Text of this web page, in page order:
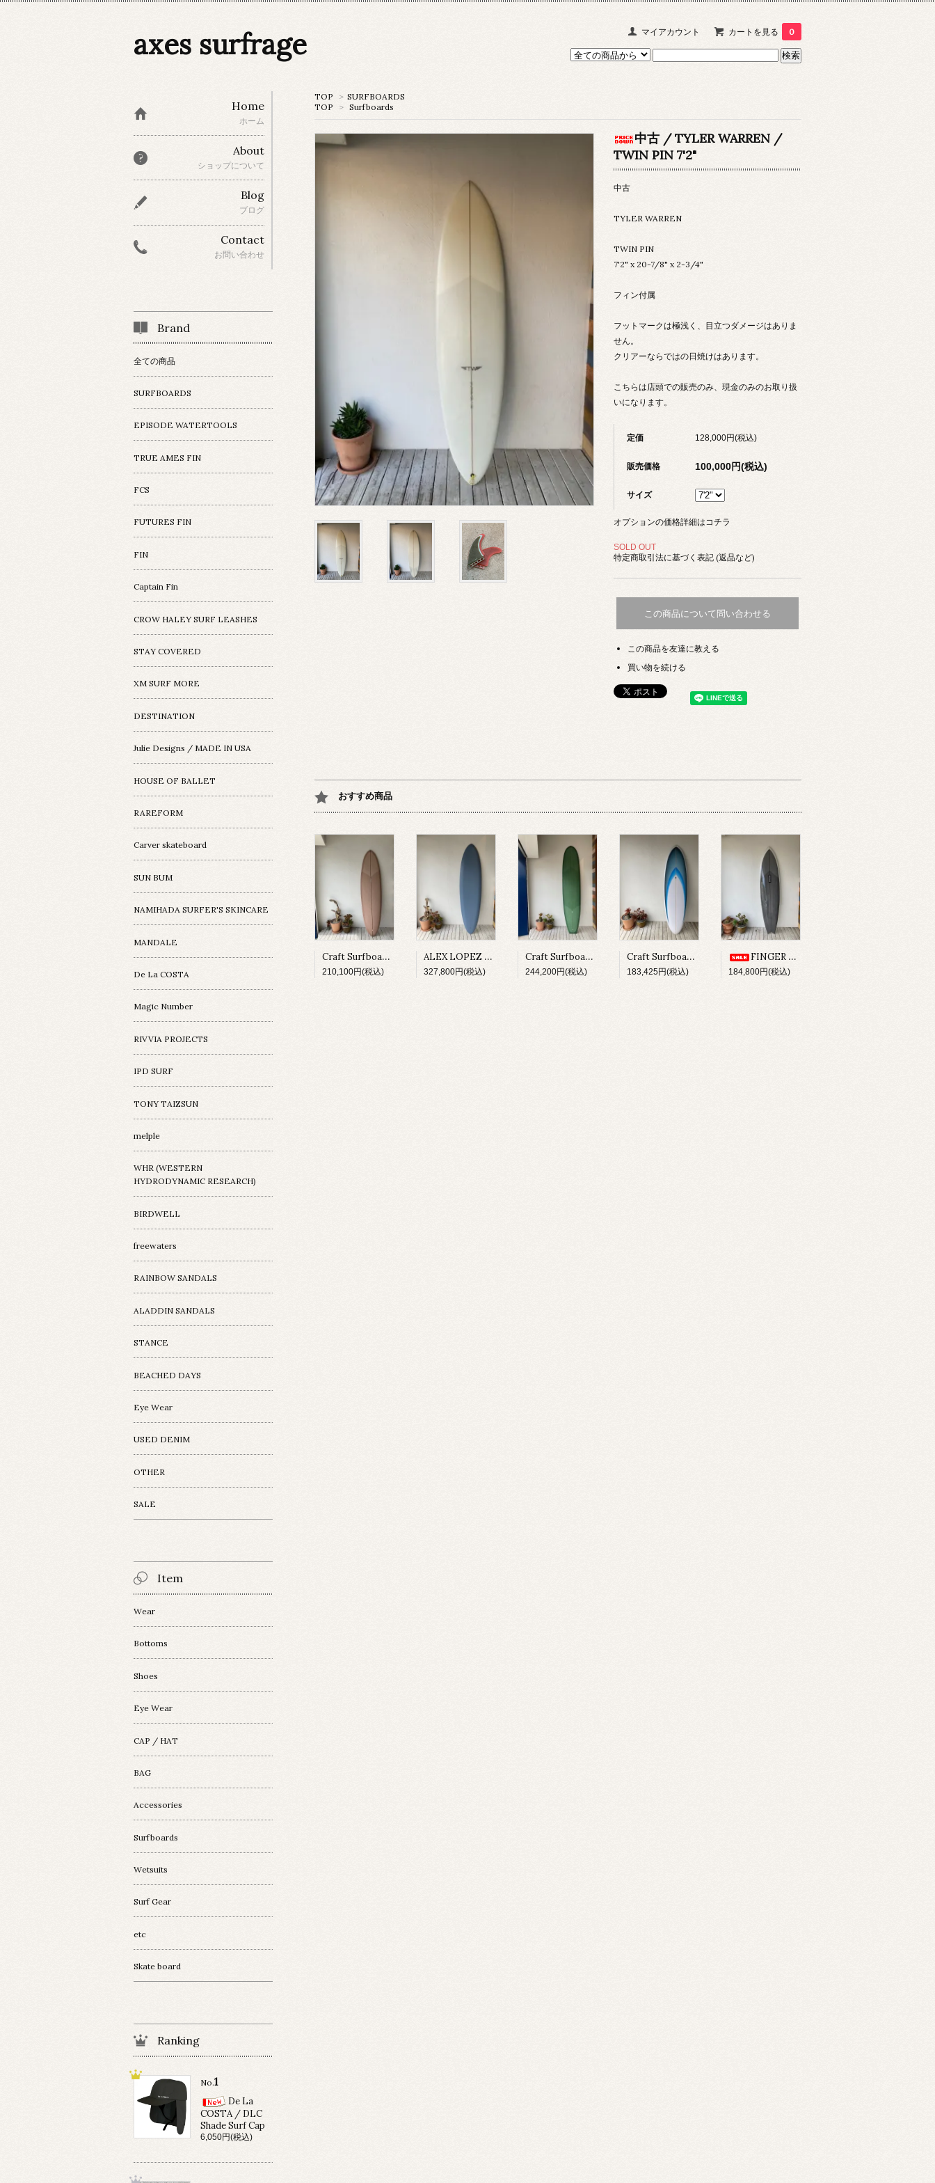
マイアカウント カートを見る 0
axes surfrage
TOP > SURFBOARDS
TOP
> Surfboards
中古 / TYLER WARREN /
TWIN PIN 7'2"
中古
TYLER WARREN
TWIN PIN
7'2" x 20-7/8" x 2-3/4"
フィン付属
フットマークは極浅く、目立つダメージはありま
せん。
クリアーならではの日焼けはあります。
こちらは店頭での販売のみ、現金のみのお取り扱
いになります。
定価 128,000円(税込)
販売価格 100,000円(税込)
サイズ
オプションの価格詳細はコチラ
SOLD OUT
特定商取引法に基づく表記 (返品など)
この商品について問い合わせる
この商品を友達に教える
買い物を続ける
おすすめ商品
Craft Surfboard / Fresh Egg / 7'4"
210,100円(税込)
ALEX LOPEZ SURFBOARDS / Round Pin Single 7'2"
327,800円(税込)
Craft Surfboards / NO.10 model 9'2
244,200円(税込)
Craft Surfboards / Fresh Egg Twin / 6'4"
183,425円(税込)
FINGER SHAPE / SFINGER 7'0"
184,800円(税込)
Home
ホーム
About
ショップについて
Blog
ブログ
Contact
お問い合わせ
Brand
全ての商品
SURFBOARDS
EPISODE WATERTOOLS
TRUE AMES FIN
FCS
FUTURES FIN
FIN
Captain Fin
CROW HALEY SURF LEASHES
STAY COVERED
XM SURF MORE
DESTINATION
Julie Designs / MADE IN USA
HOUSE OF BALLET
RAREFORM
Carver skateboard
SUN BUM
NAMIHADA SURFER'S SKINCARE
MANDALE
De La COSTA
Magic Number
RIVVIA PROJECTS
IPD SURF
TONY TAIZSUN
melple
WHR (WESTERN
HYDRODYNAMIC RESEARCH)
BIRDWELL
freewaters
RAINBOW SANDALS
ALADDIN SANDALS
STANCE
BEACHED DAYS
Eye Wear
USED DENIM
OTHER
SALE
Item
Wear
Bottoms
Shoes
Eye Wear
CAP / HAT
BAG
Accessories
Surfboards
Wetsuits
Surf Gear
etc
Skate board
Ranking
No.1
De La
COSTA / DLC
Shade Surf Cap
6,050円(税込)